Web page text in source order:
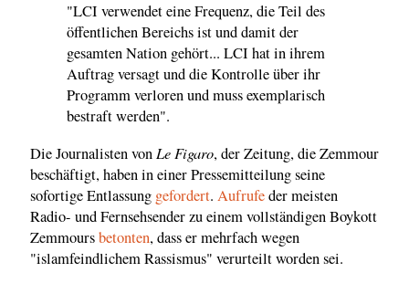
"LCI verwendet eine Frequenz, die Teil des
öffentlichen Bereichs ist und damit der
gesamten Nation gehört... LCI hat in ihrem
Auftrag versagt und die Kontrolle über ihr
Programm verloren und muss exemplarisch
bestraft werden".
Die Journalisten von Le Figaro, der Zeitung, die Zemmour
beschäftigt, haben in einer Pressemitteilung seine
sofortige Entlassung gefordert. Aufrufeder meisten
Radio- und Fernsehsender zu einem vollständigen Boykott
Zemmoursbetonten, dass er mehrfach wegen
"islamfeindlichem Rassismus" verurteilt worden sei.